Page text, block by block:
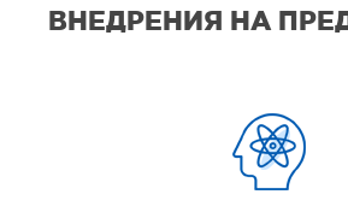
ВНЕДРЕНИЯ НА